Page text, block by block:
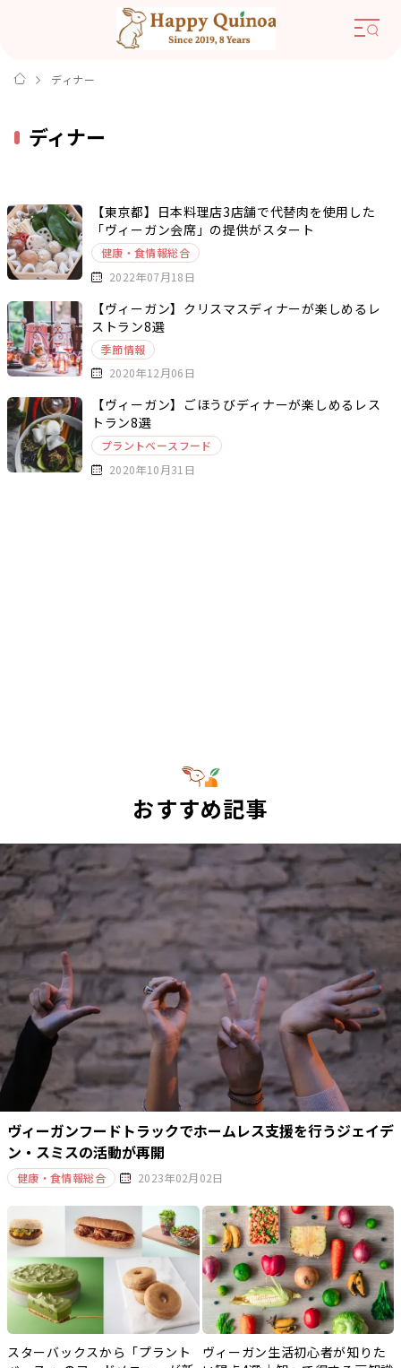
ディナー
ディナー
【東京都】日本料理店3店舗で代替肉を使用した
「ヴィーガン会席」の提供がスタート
健康・食情報総合
2022年07月18日
【ヴィーガン】クリスマスディナーが楽しめるレ
ストラン8選
季節情報
2020年12月06日
【ヴィーガン】ごほうびディナーが楽しめるレス
トラン8選
プラントベースフード
2020年10月31日
おすすめ記事
ヴィーガンフードトラックでホームレス支援を行うジェイデ
ン・スミスの活動が再開
健康・食情報総合 2023年02月02日
スターバックスから「プラント
ヴィーガン生活初心者が知りた